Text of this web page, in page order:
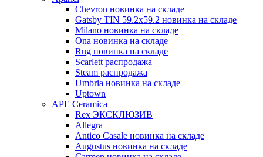
Chevron новинка на складе
Gatsby TIN 59.2x59.2 новинка на складе
Milano новинка на складе
Ona новинка на складе
Rug новинка на складе
Scarlett распродажа
Steam распродажа
Umbria новинка на складе
Uptown
APE Ceramica
Rex ЭКСКЛЮЗИВ
Allegra
Antico Casale новинка на складе
Augustus новинка на складе